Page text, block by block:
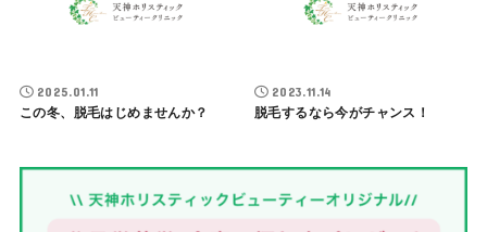
2025.01.11
この冬、脱毛はじめませんか？
2023.11.14
脱毛するなら今がチャンス！